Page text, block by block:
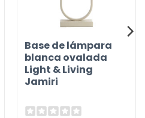
Base de lámpara
blanca ovalada
Light & Living
Jamiri